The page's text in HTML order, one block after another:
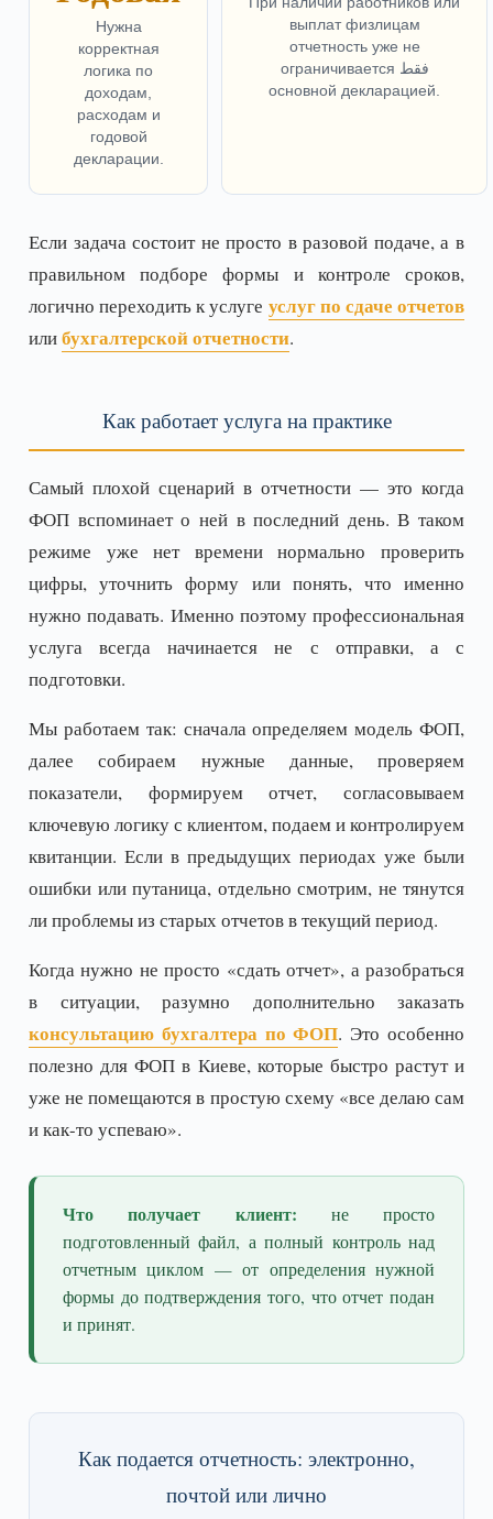
Нужна
корректная
логика по
доходам,
расходам и
годовой
декларации.
выплат физлицам
отчетность уже не
ограничивается فقط
основной декларацией.
Если задача состоит не просто в разовой подаче, а в
правильном подборе формы и контроле сроков,
логично переходить к услуге услуг по сдаче отчетов
илибухгалтерской отчетности.
Как работает услуга на практике
Самый плохой сценарий в отчетности — это когда
ФОП вспоминает о ней в последний день. В таком
режиме уже нет времени нормально проверить
цифры, уточнить форму или понять, что именно
нужно подавать. Именно поэтому профессиональная
услуга всегда начинается не с отправки, а с
подготовки.
Мы работаем так: сначала определяем модель ФОП,
далее собираем нужные данные, проверяем
показатели, формируем отчет, согласовываем
ключевую логику с клиентом, подаем и контролируем
квитанции. Если в предыдущих периодах уже были
ошибки или путаница, отдельно смотрим, не тянутся
ли проблемы из старых отчетов в текущий период.
Когда нужно не просто «сдать отчет», а разобраться
в ситуации, разумно дополнительно заказать
консультацию бухгалтера по ФОП. Это особенно
полезно для ФОП в Киеве, которые быстро растут и
уже не помещаются в простую схему «все делаю сам
и как-то успеваю».
Что получает клиент: не просто
подготовленный файл, а полный контроль над
отчетным циклом — от определения нужной
формы до подтверждения того, что отчет подан
и принят.
Как подается отчетность: электронно,
почтой или лично